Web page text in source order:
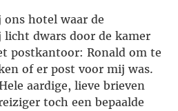
ons hotel waar de
dwars door de kamer
postkantoor: Ronald om te
of er post voor mij was.
aardige, lieve brieven
toch een bepaalde